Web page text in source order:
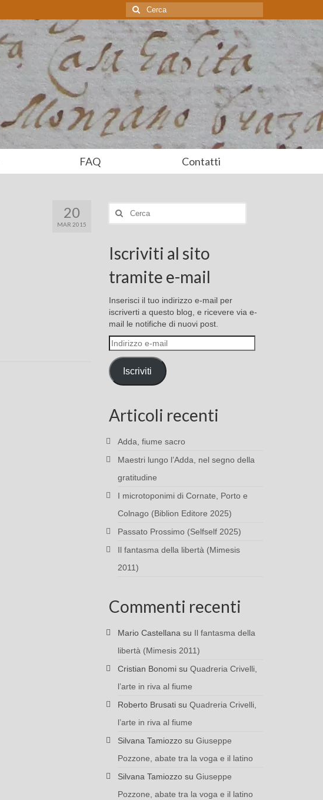
Cerca:
FAQ Contatti
20
MAR 2015
Cerca:
Iscriviti al sito
tramite e-mail
Inserisci il tuo indirizzo e-mail per
iscriverti a questo blog, e ricevere via e-
mail le notifiche di nuovi post.
Indirizzo
e-
mail
Iscriviti
Articoli recenti
Adda, fiume sacro
Maestri lungo l’Adda, nel segno della
gratitudine
I microtoponimi di Cornate, Porto e
Colnago (Biblion Editore 2025)
Passato Prossimo (Selfself 2025)
Il fantasma della libertà (Mimesis
2011)
Commenti recenti
Mario Castellana su Il fantasma della
libertà (Mimesis 2011)
Cristian Bonomisu Quadreria Crivelli,
l’arte in riva al fiume
Roberto Brusatisu Quadreria Crivelli,
l’arte in riva al fiume
Silvana Tamiozzosu Giuseppe
Pozzone, abate tra la voga e il latino
Silvana Tamiozzosu Giuseppe
Pozzone, abate tra la voga e il latino